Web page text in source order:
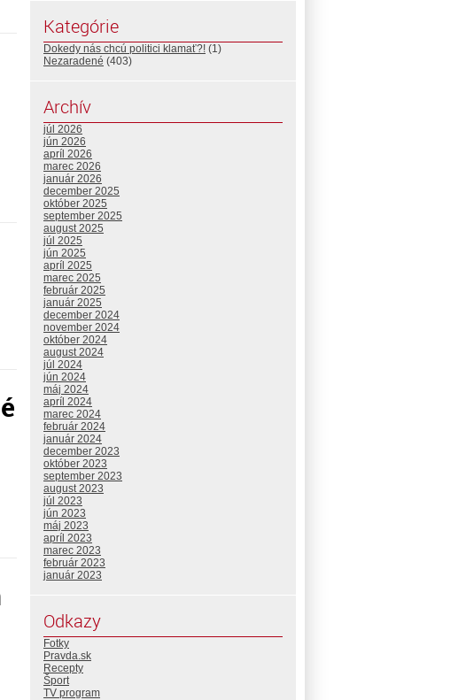
Kategórie
Dokedy nás chcú politici klamať?! (1)
Nezaradené (403)
Archív
júl 2026
jún 2026
apríl 2026
marec 2026
január 2026
december 2025
október 2025
september 2025
august 2025
júl 2025
jún 2025
apríl 2025
marec 2025
február 2025
január 2025
december 2024
november 2024
október 2024
august 2024
júl 2024
jún 2024
máj 2024
apríl 2024
marec 2024
február 2024
január 2024
december 2023
október 2023
september 2023
august 2023
júl 2023
jún 2023
máj 2023
apríl 2023
marec 2023
február 2023
január 2023
Odkazy
Fotky
Pravda.sk
Recepty
Šport
TV program